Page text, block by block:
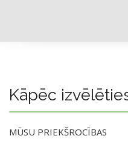
Kāpēc
MŪSU PRIEKŠROCĪBAS